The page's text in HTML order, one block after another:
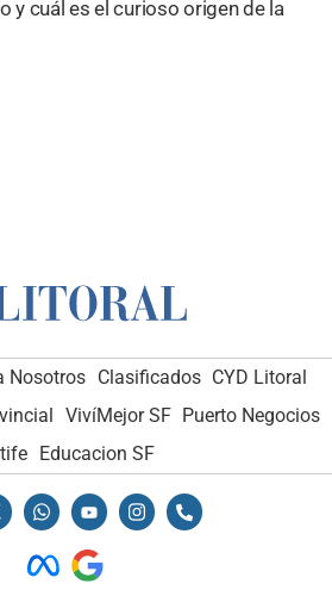
y cuál es el curioso origen de la
Nosotros Clasificados CYD Litoral
VivíMejor SF Puerto Negocios
Educacion SF